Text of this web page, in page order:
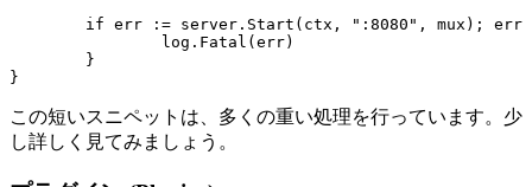
if err := server . Start ( ctx , ":8080" , mux );
err
log . Fatal ( err)
}
}
この短いスニペットは、多くの重い処理を行っています。少
し詳しく見てみましょう。